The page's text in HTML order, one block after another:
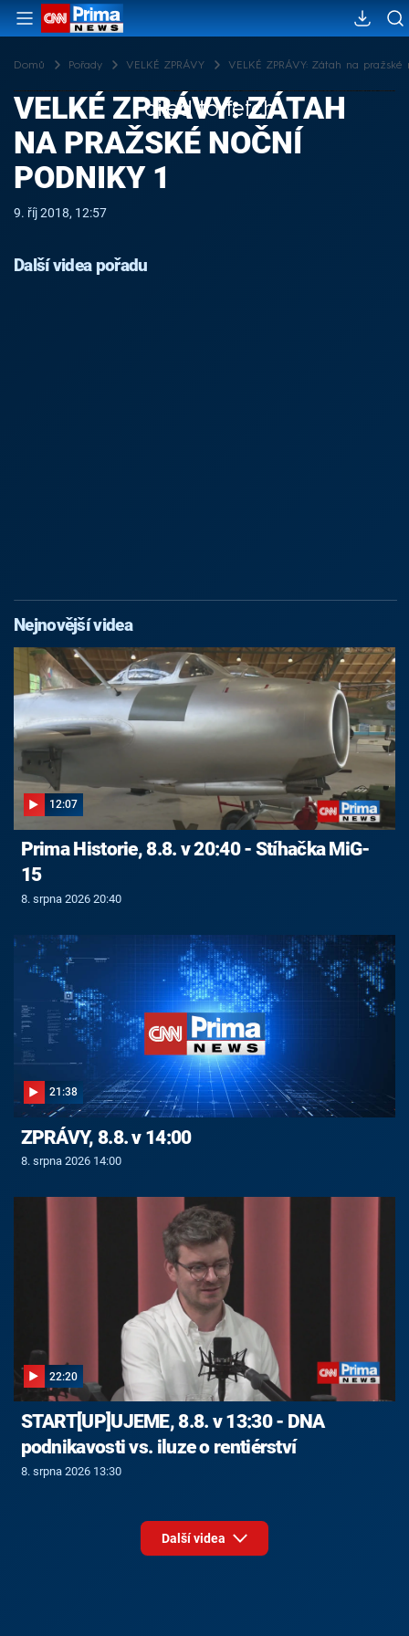
Domů Pořady VELKÉ ZPRÁVY VELKÉ ZPRÁVY: Zátah na pražské
Failed to fetch
VELKÉ ZPRÁVY: ZÁTAH
NA PRAŽSKÉ NOČNÍ
PODNIKY 1
9. říj 2018, 12:57
Další videa pořadu
Nejnovější videa
12:07
Prima Historie, 8.8. v 20:40 - Stíhačka MiG-
15
8. srpna 2026 20:40
21:38
ZPRÁVY, 8.8. v 14:00
8. srpna 2026 14:00
22:20
START[UP]UJEME, 8.8. v 13:30 - DNA
podnikavosti vs. iluze o rentiérství
8. srpna 2026 13:30
Další videa